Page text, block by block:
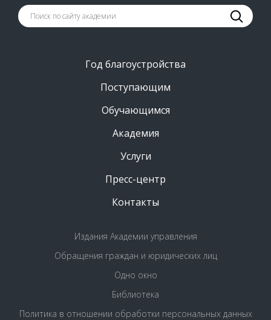
Год благоустройства
Поступающим
Обучающимся
Академия
Услуги
Пресс-центр
Контакты
Издания Академии управления
Обращения граждан и юридических лиц
Одно окно
Библиотека
Политика в отношении обработки персональных данных